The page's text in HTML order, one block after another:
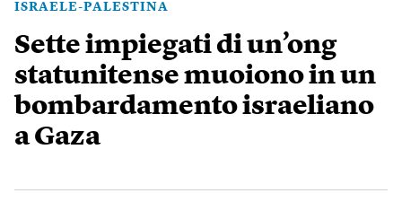
ISRAELE-PALESTINA
Sette impiegati di un’ong
statunitense muoiono in un
bombardamento israeliano
a Gaza